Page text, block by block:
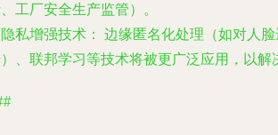
工厂安全生产监管）。
隐私增强技术： 边缘匿名化处理（如对人
、联邦学习等技术将被更广泛应用，以解